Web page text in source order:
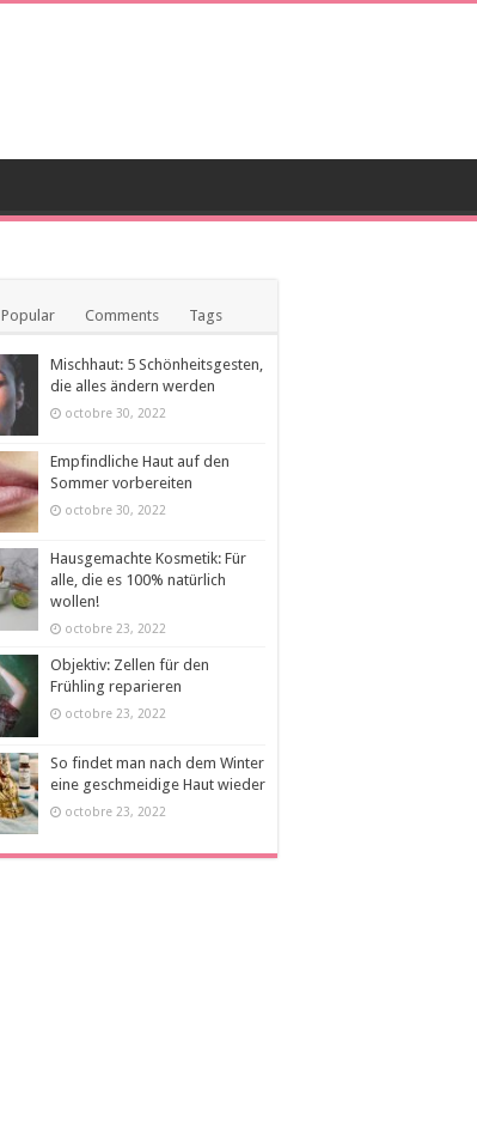
Popular Comments Tags
Mischhaut: 5 Schönheitsgesten,
die alles ändern werden
octobre 30, 2022
Empfindliche Haut auf den
Sommer vorbereiten
octobre 30, 2022
Hausgemachte Kosmetik: Für
alle, die es 100% natürlich
wollen!
octobre 23, 2022
Objektiv: Zellen für den
Frühling reparieren
octobre 23, 2022
So findet man nach dem Winter
eine geschmeidige Haut wieder
octobre 23, 2022